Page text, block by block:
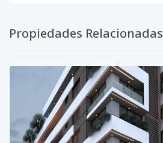
Propiedades Relacionadas